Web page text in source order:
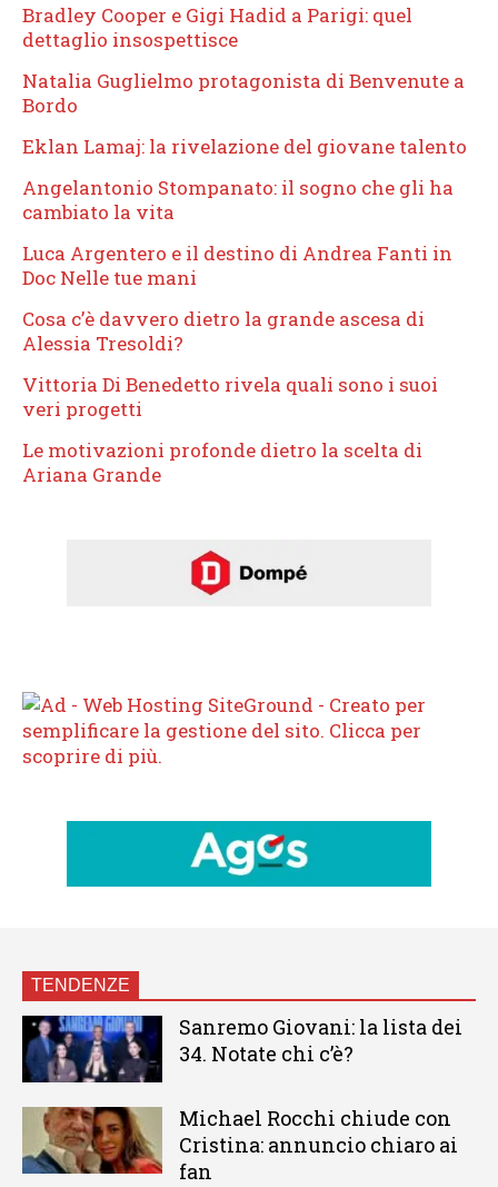
Bradley Cooper e Gigi Hadid a Parigi: quel
dettaglio insospettisce
Natalia Guglielmo protagonista di Benvenute a
Bordo
Eklan Lamaj: la rivelazione del giovane talento
Angelantonio Stompanato: il sogno che gli ha
cambiato la vita
Luca Argentero e il destino di Andrea Fanti in
Doc Nelle tue mani
Cosa c’è davvero dietro la grande ascesa di
Alessia Tresoldi?
Vittoria Di Benedetto rivela quali sono i suoi
veri progetti
Le motivazioni profonde dietro la scelta di
Ariana Grande
TENDENZE
Sanremo Giovani: la lista dei
34. Notate chi c’è?
Michael Rocchi chiude con
Cristina: annuncio chiaro ai
fan